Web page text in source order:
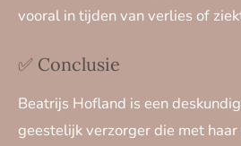
vooral in tijden van verlies of
✅ Conclusie
Beatrijs Hofland is een
geestelijk verzorger die met